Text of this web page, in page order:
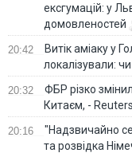
ексгумацій: у
домовленостей
20:42
Витік аміаку у
локалізували:
20:32
ФБР різко
Китаєм, - Reuters
20:16
"Надзвичайно
та розвідка